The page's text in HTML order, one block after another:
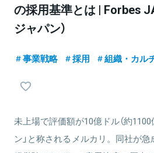
の採用基準とは | Forbes
ジャパン）
事業戦略 採用 組織・カル
未上場で評価額が10億ドル（約1100
ン」と称されるメルカリ。同社が急